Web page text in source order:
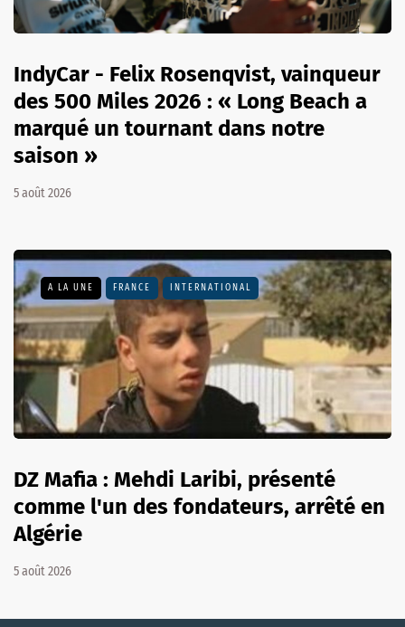
IndyCar - Felix Rosenqvist, vainqueur
des 500 Miles 2026 : « Long Beach a
marqué un tournant dans notre
saison »
5 août 2026
A LA UNE FRANCE INTERNATIONAL
DZ Mafia : Mehdi Laribi, présenté
comme l'un des fondateurs, arrêté en
Algérie
5 août 2026